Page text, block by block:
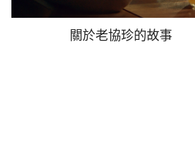
關於老協珍的故事